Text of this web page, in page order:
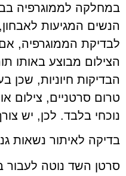
במחלקה לממוגרפיה
הנשים המגיעות לאבחון,
לבדיקת הממוגרפיה,
הצילום מבוצע באותו
הבדיקות חיוניות, שכן
טרום סרטניים, צילום
נוכחי בלבד. לכן, יש
בדיקה לאיתור נשאות
סרטן השד נוטה